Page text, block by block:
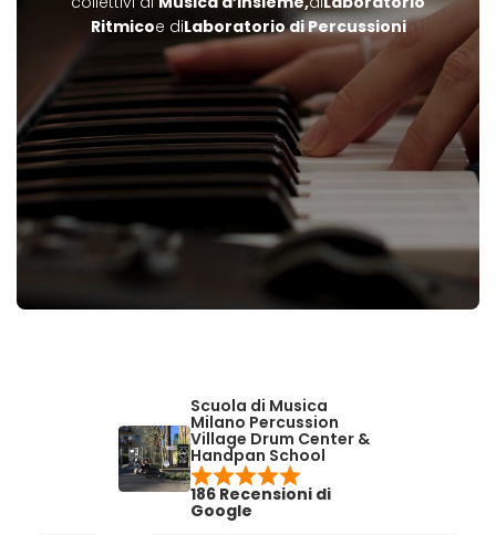
Ritmicoe diLaboratorio di Percussioni
Scuola di Musica
Milano Percussion
Village Drum Center &
Handpan School
186 Recensioni di
Google